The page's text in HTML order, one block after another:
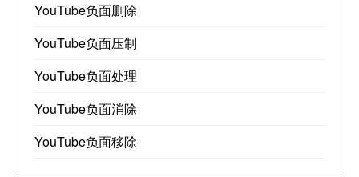
YouTube负面删除
YouTube负面压制
YouTube负面处理
YouTube负面消除
YouTube负面移除